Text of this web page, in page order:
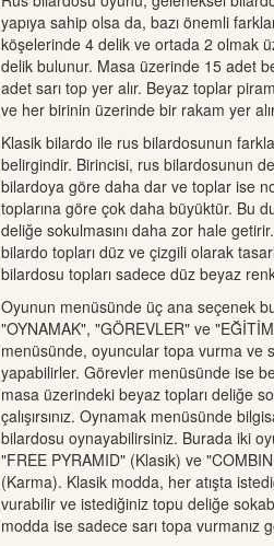
yapıya sahip olsa da, bazı önemli
köşelerinde 4 delik ve ortada 2 olmak
delik bulunur. Masa üzerinde 15 adet
adet sarı top yer alır. Beyaz toplar
ve her birinin üzerinde bir rakam yer
Klasik bilardo ile rus bilardosunun
belirgindir. Birincisi, rus bilardosunun
bilardoya göre daha dar ve toplar ise
toplarına göre çok daha büyüktür. Bu
deliğe sokulmasını daha zor hale
bilardo topları düz ve çizgili olarak
bilardosu topları sadece düz beyaz
Oyunun menüsünde üç ana seçenek
"OYNAMAK", "GÖREVLER" ve
menüsünde, oyuncular topa vurma ve
yapabilirler. Görevler menüsünde ise
masa üzerindeki beyaz topları deliğe
çalışırsınız. Oynamak menüsünde
bilardosu oynayabilirsiniz. Burada iki
"FREE PYRAMID" (Klasik) ve
(Karma). Klasik modda, her atışta
vurabilir ve istediğiniz topu deliğe
modda ise sadece sarı topa vurmanız